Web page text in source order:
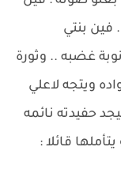
فين بنتي
غضبه .. وثورة
ويتجه لاعلي
حفيدته نائمه
قائلا :